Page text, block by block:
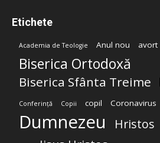
Etichete
Academia de Teologie Anul nou avort
Biserica Ortodoxă
Biserica Sfânta Treime
Conferință Copii copil Coronavirus
Dumnezeu Hristos